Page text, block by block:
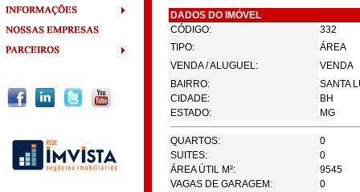
DADOS DO IMÓVEL
CÓDIGO:
332
TIPO:
ÁREA
VENDA / ALUGUEL:
VENDA
BAIRRO:
SANTA
CIDADE:
BH
ESTADO:
MG
QUARTOS:
0
SUITES:
0
ÁREA ÚTIL M²:
9545
VAGAS DE GARAGEM:
0